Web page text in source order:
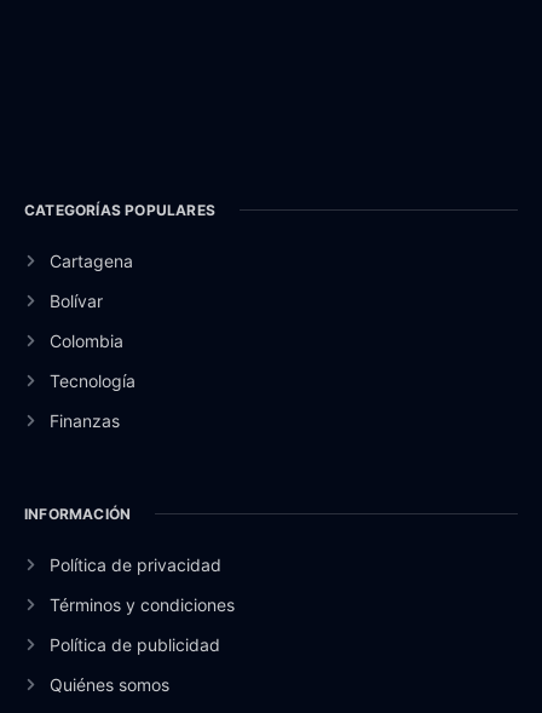
CATEGORÍAS POPULARES
Cartagena
Bolívar
Colombia
Tecnología
Finanzas
INFORMACIÓN
Política de privacidad
Términos y condiciones
Política de publicidad
Quiénes somos